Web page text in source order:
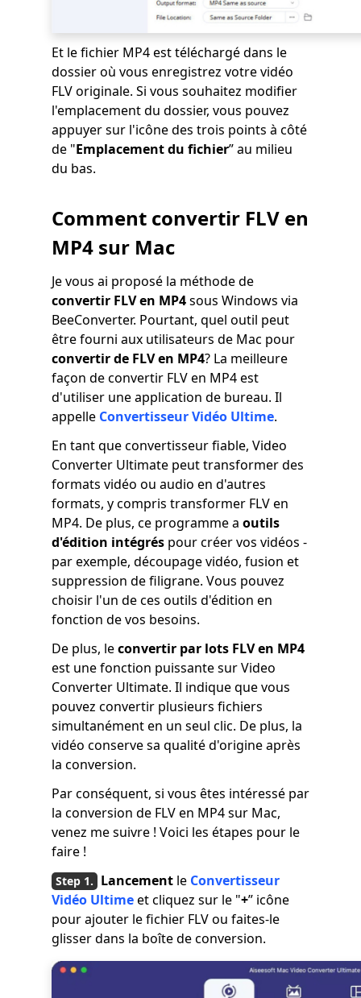
Et le fichier MP4 est téléchargé dans le
dossier où vous enregistrez votre vidéo
FLV originale. Si vous souhaitez modifier
l'emplacement du dossier, vous pouvez
appuyer sur l'icône des trois points à côté
de "Emplacement du fichier” au milieu
du bas.
Comment convertir FLV en
MP4 sur Mac
Je vous ai proposé la méthode de
convertir FLV en MP4sous Windows via
BeeConverter. Pourtant, quel outil peut
être fourni aux utilisateurs de Mac pour
convertir de FLV en MP4? La meilleure
façon de convertir FLV en MP4 est
d'utiliser une application de bureau. Il
appelle Convertisseur Vidéo Ultime.
En tant que convertisseur fiable, Video
Converter Ultimate peut transformer des
formats vidéo ou audio en d'autres
formats, y compris transformer FLV en
MP4. De plus, ce programme a outils
d'édition intégrés pour créer vos vidéos -
par exemple, découpage vidéo, fusion et
suppression de filigrane. Vous pouvez
choisir l'un de ces outils d'édition en
fonction de vos besoins.
De plus, leconvertir par lots FLV en MP4
est une fonction puissante sur Video
Converter Ultimate. Il indique que vous
pouvez convertir plusieurs fichiers
simultanément en un seul clic. De plus, la
vidéo conserve sa qualité d'origine après
la conversion.
Par conséquent, si vous êtes intéressé par
la conversion de FLV en MP4 sur Mac,
venez me suivre ! Voici les étapes pour le
faire !
Lancement le Convertisseur
Vidéo Ultimeet cliquez sur le "+” icône
pour ajouter le fichier FLV ou faites-le
glisser dans la boîte de conversion.